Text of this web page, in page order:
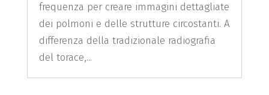
frequenza per creare immagini dettagliate
dei polmoni e delle strutture circostanti. A
differenza della tradizionale radiografia
del torace,...